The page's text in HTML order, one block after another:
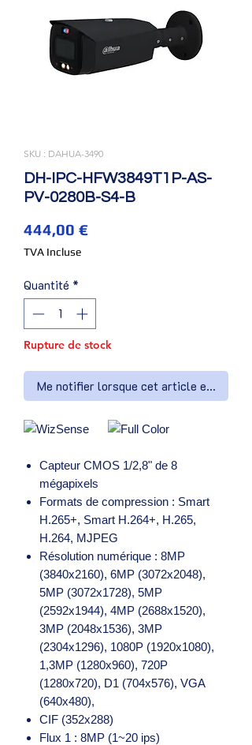
SKU : DAHUA-3490
DH-IPC-HFW3849T1P-AS-
PV-0280B-S4-B
444,00 €Prix
TVA Incluse
Quantité *
Rupture de stock
Me notifier lorsque cet article est
Capteur CMOS 1/2,8" de 8
mégapixels
Formats de compression : Smart
H.265+, Smart H.264+, H.265,
H.264, MJPEG
Résolution numérique : 8MP
(3840x2160), 6MP (3072x2048),
5MP (3072x1728), 5MP
(2592x1944), 4MP (2688x1520),
3MP (2048x1536), 3MP
(2304x1296), 1080P (1920x1080),
1,3MP (1280x960), 720P
(1280x720), D1 (704x576), VGA
(640x480),
CIF (352x288)
Flux 1 : 8MP (1~20 ips)